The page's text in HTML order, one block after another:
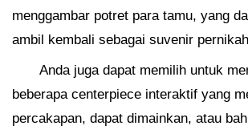
menggambar potret para tamu, yang
ambil kembali sebagai suvenir
Anda juga dapat memilih untuk
beberapa centerpiece interaktif yang
percakapan, dapat dimainkan, atau